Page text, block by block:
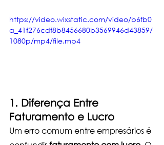
https://video.wixstatic.com/video/b6fb0
a_41f276cdf8b8456680b3569946d43859/
1080p/mp4/file.mp4
1. Diferença Entre
Faturamento e Lucro
Um erro comum entre empresários é